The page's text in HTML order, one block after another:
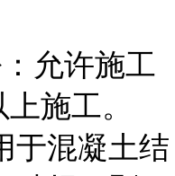
允许施工
施工。
于混凝土结